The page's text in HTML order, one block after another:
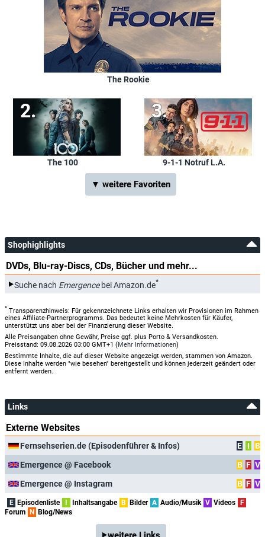
The Rookie
The 100 9-1-1 Notruf L.A.
▼ weitere Favoriten
Shophighlights
DVDs, Blu-ray-Discs, CDs, Bücher und mehr...
Suche nach Emergencebei Amazon.de*
* Transparenzhinweis: Für gekennzeichnete Links erhalten wir Provisionen im Rahmen
eines Affiliate-Partnerprogramms. Das bedeutet keine Mehrkosten für Käufer,
unterstützt uns aber bei der Finanzierung dieser Website.
Alle Preisangaben ohne Gewähr, Preise ggf. plus Porto & Versandkosten.
Preisstand: 09.08.2026 03:00 GMT+1 (Mehr Informationen)
Bestimmte Inhalte, die auf dieser Website angezeigt werden, stammen von Amazon.
Diese Inhalte werden "wie besehen" bereitgestellt und können jederzeit geändert oder
entfernt werden.
Links
Externe Websites
Fernsehserien.de (Episodenführer & Infos) E I
B
Emergence @ Facebook
B F V
Emergence @ Instagram
B F V
E Episodenliste Inhaltsangabe B Bilder A Audio/Musik V Videos
F
Forum
N Blog/News